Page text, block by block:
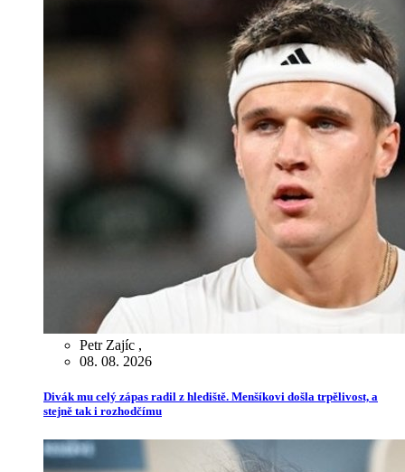
Petr Zajíc ,
08. 08. 2026
Divák mu celý zápas radil z hlediště. Menšíkovi došla trpělivost, a
stejně tak i rozhodčímu